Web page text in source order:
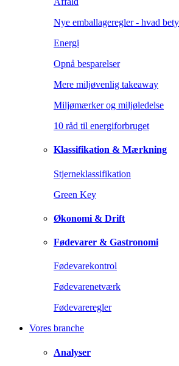
Nye emballageregler - hvad
Energi
Opnå besparelser
Mere miljøvenlig takeaway
Miljømærker og miljøledelse
10 råd til energiforbruget
Klassifikation & Mærkning
Stjerneklassifikation
Green Key
Økonomi & Drift
Fødevarer & Gastronomi
Fødevarekontrol
Fødevarenetværk
Fødevareregler
Vores branche
Analyser